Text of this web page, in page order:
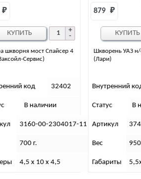
Шкворень УАЗ н/о на шариках
(Лари)
879
Внутренний код
В наличии
Артикул 3741-00-2304019-02
Габариты 5,5х8,5х10 (см)
КУПИТЬ
Опора
570
Артикул
Размеры